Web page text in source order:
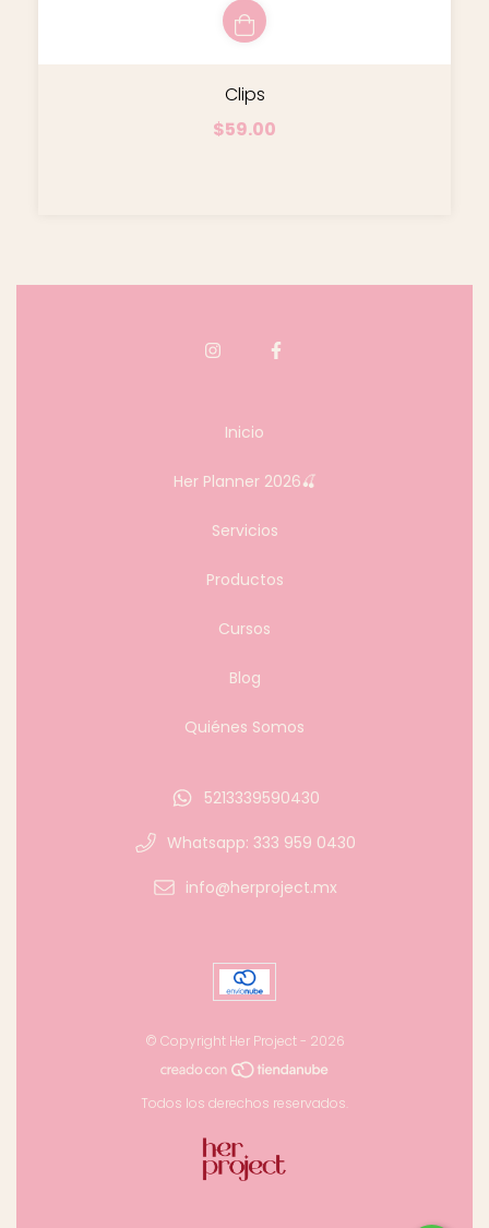
Clips
$59.00
Inicio
Her Planner 2026🍒
Servicios
Productos
Cursos
Blog
Quiénes Somos
5213339590430
Whatsapp: 333 959 0430
info@herproject.mx
© Copyright Her Project - 2026
Todos los derechos reservados.